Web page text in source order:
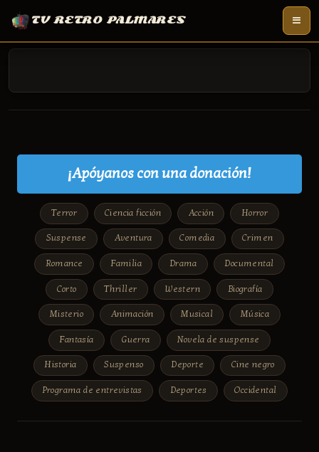
TV RETRO PALMARES
¡Apóyanos con una donación!
Terror Ciencia ficción Acción Horror
Suspense Aventura Comedia Crimen
Romance Familia Drama Documental
Corto Thriller Western Biografía
Misterio Animación Musical Música
Fantasía Guerra Novela de suspense
Historia Suspenso Deporte Cine negro
Programa de entrevistas Deportes Occidental